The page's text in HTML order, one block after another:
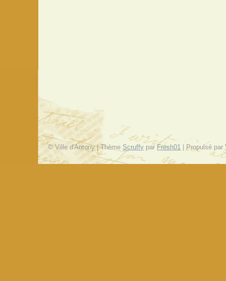
© Ville d'Antony | Thème Scruffy par Fresh01 | Propulsé par